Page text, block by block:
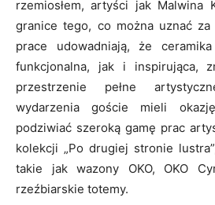
rzemiosłem, artyści jak Malwina
granice tego, co można uznać
prace udowadniają, że
funkcjonalna, jak i inspirująca,
przestrzenie pełne
wydarzenia goście mieli
podziwiać szeroką gamę prac
kolekcji „Po drugiej stronie
takie jak wazony OKO, OKO
rzeźbiarskie totemy.